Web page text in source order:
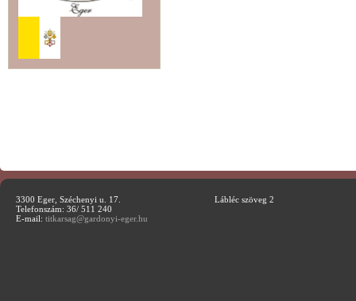
3300 Eger, Széchenyi u. 17.
Telefonszám: 36/ 511 240
E-mail: titkarsag@gardonyi-eger.hu
Lábléc szöveg 2